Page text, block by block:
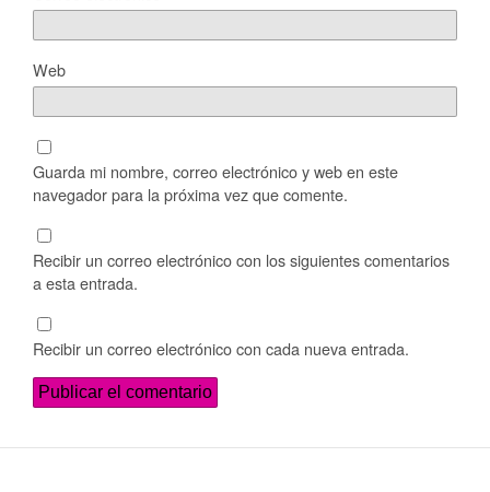
Web
Guarda mi nombre, correo electrónico y web en este
navegador para la próxima vez que comente.
Recibir un correo electrónico con los siguientes comentarios
a esta entrada.
Recibir un correo electrónico con cada nueva entrada.